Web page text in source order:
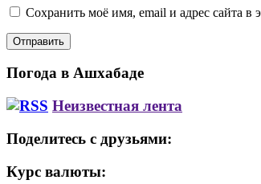
Сохранить моё имя, email и адрес сайта
Погода в Ашхабаде
Неизвестная лента
Поделитесь с друзьями:
Курс валюты: